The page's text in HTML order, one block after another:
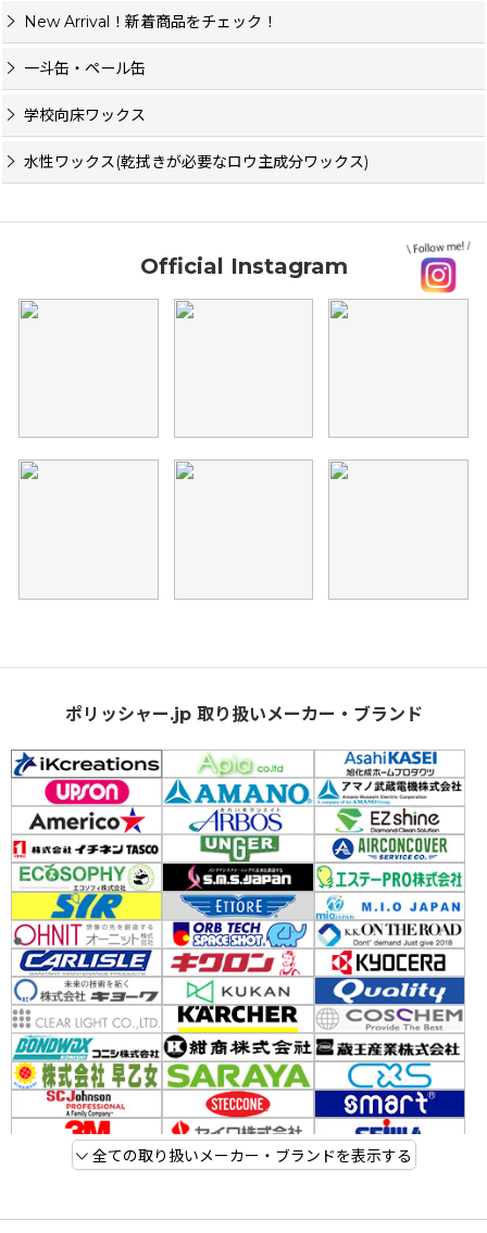
New Arrival！新着商品をチェック！
一斗缶・ペール缶
学校向床ワックス
水性ワックス(乾拭きが必要なロウ主成分ワックス)
Official Instagram
ポリッシャー.jp 取り扱いメーカー・ブランド
全ての取り扱いメーカー・ブランドを表示する